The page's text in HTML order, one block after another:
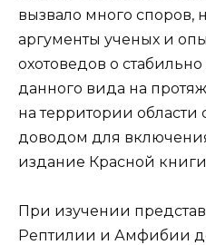
вызвало много
аргументы ученых и
охотоведов о
данного вида на
на территории области
доводом для
издание Красной
При изучении
Рептилии и Амфибии